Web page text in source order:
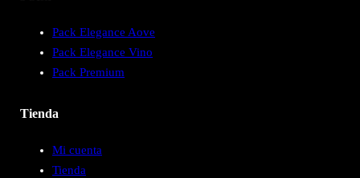
Pack Elegance Aove
Pack Elegance Vino
Pack Premium
Tienda
Mi cuenta
Tienda